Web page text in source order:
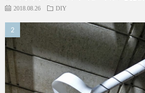
2018.08.26 DIY